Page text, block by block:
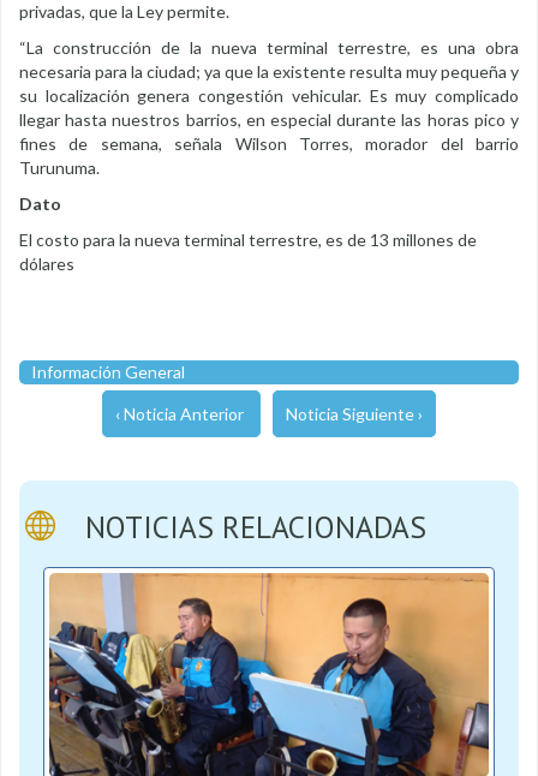
privadas, que la Ley permite.
“La construcción de la nueva terminal terrestre, es una obra
necesaria para la ciudad; ya que la existente resulta muy pequeña y
su localización genera congestión vehicular. Es muy complicado
llegar hasta nuestros barrios, en especial durante las horas pico y
fines de semana, señala Wilson Torres, morador del barrio
Turunuma.
Dato
El costo para la nueva terminal terrestre, es de 13 millones de
dólares
Información General
‹ Noticia Anterior Noticia Siguiente ›
NOTICIAS RELACIONADAS